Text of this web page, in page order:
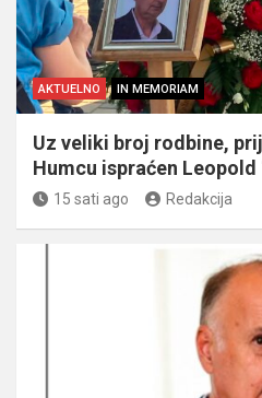
AKTUELNO IN MEMORIAM
Uz veliki broj rodbine,
Humcu ispraćen Leopold
15 sati ago Redakcija